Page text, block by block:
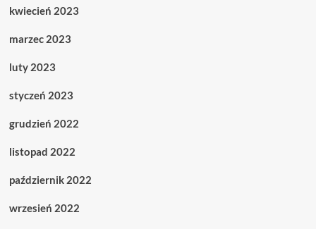
kwiecień 2023
marzec 2023
luty 2023
styczeń 2023
grudzień 2022
listopad 2022
październik 2022
wrzesień 2022